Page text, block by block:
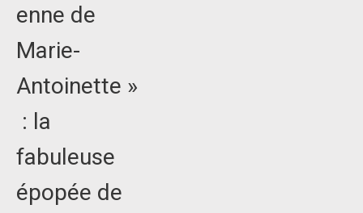
enne de
Marie-
Antoinette »
: la
fabuleuse
épopée de